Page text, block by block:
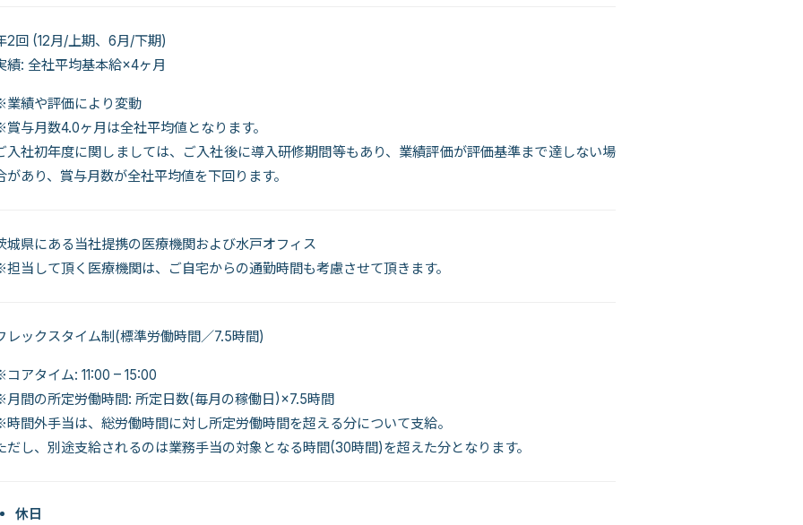
2回 (12月/上期、6月/下期)
績: 全社平均基本給×4ヶ月
績や評価により変動
与月数4.0ヶ月は全社平均値となります。
入社初年度に関しましては、ご入社後に導入研修期間等もあり、業績評価が評価基準まで達しない場
があり、賞与月数が全社平均値を下回ります。
城県にある当社提携の医療機関および水戸オフィス
当して頂く医療機関は、ご自宅からの通勤時間も考慮させて頂きます。
レックスタイム制(標準労働時間／7.5時間)
アタイム: 11:00 – 15:00
間の所定労働時間: 所定日数(毎月の稼働日)×7.5時間
間外手当は、総労働時間に対し所定労働時間を超える分について支給。
だし、別途支給されるのは業務手当の対象となる時間(30時間)を超えた分となります。
休日